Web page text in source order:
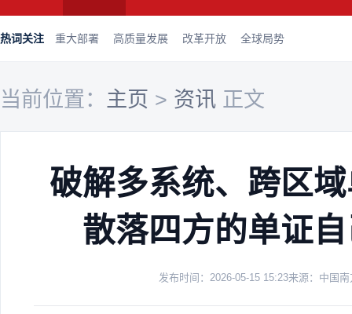
热词关注 重大部署 高质量发展 改革开放 全球局势
当前位置： 主页 > 资讯 正文
破解多系统、跨区
散落四方的单证
发布时间：2026-05-15 15:23来源：中国